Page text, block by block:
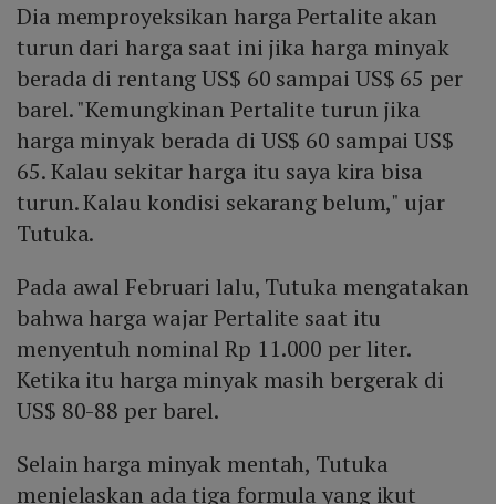
Dia memproyeksikan harga Pertalite akan
turun dari harga saat ini jika harga minyak
berada di rentang US$ 60 sampai US$ 65 per
barel. "Kemungkinan Pertalite turun jika
harga minyak berada di US$ 60 sampai US$
65. Kalau sekitar harga itu saya kira bisa
turun. Kalau kondisi sekarang belum," ujar
Tutuka.
Pada awal Februari lalu, Tutuka mengatakan
bahwa harga wajar Pertalite saat itu
menyentuh nominal Rp 11.000 per liter.
Ketika itu harga minyak masih bergerak di
US$ 80-88 per barel.
Selain harga minyak mentah, Tutuka
menjelaskan ada tiga formula yang ikut